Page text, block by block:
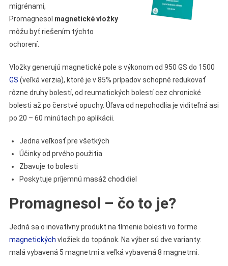
migrénami,
Promagnesol magnetické vložky
môžu byť riešením týchto
ochorení.
Vložky generujú magnetické pole s výkonom od 950 GS do 1500
GS (veľká verzia), ktoré je v 85% prípadov schopné redukovať
rôzne druhy bolestí, od reumatických bolestí cez chronické
bolesti až po čerstvé opuchy. Úľava od nepohodlia je viditeľná asi
po 20 – 60 minútach po aplikácii.
Jedna veľkosť pre všetkých
Účinky od prvého použitia
Zbavuje to bolesti
Poskytuje príjemnú masáž chodidiel
Promagnesol – čo to je?
Jedná sa o inovatívny produkt na tlmenie bolesti vo forme
magnetických vložiek do topánok. Na výber sú dve varianty:
malá vybavená 5 magnetmi a veľká vybavená 8 magnetmi.